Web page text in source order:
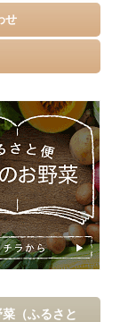
せ
（ふるさと